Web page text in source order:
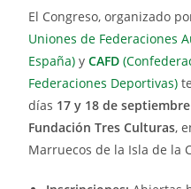
El Congreso, organizado
Uniones de Federaciones
España) yCAFD
Federaciones Deportivas)
días 17 y 18 de septiembre
Fundación Tres Culturas,
Marruecos de la Isla de la